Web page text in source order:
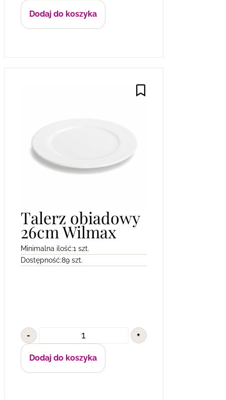
Dodaj do koszyka
Talerz obiadowy
26cm Wilmax
Minimalna ilość:1 szt.
Dostępność:89 szt.
- +
Dodaj do koszyka